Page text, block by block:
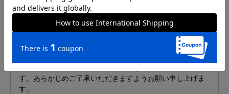
発送予定日は、ご注文状況により変動する場合がございま
す。ご了承ください。
銀行振込・コンビニ支払いをご選択の場合、ご入金確認後
から記載の納期がかかりますのでご了承ください。
※生産可能数を超えた場合、予約期間中であっても受付を
す。あらかじめご了承いただきますようお願い申し上げま
す。